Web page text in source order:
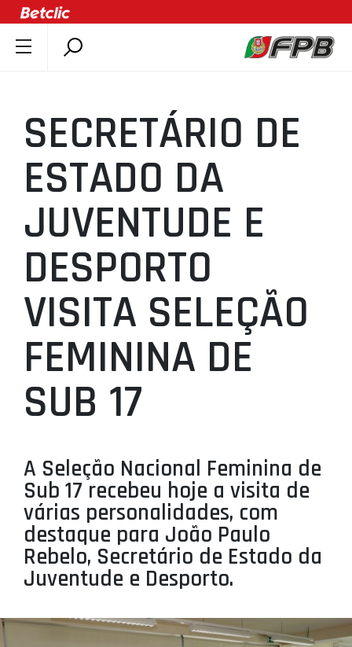
ÚLTIMAS
COMPETIÇÕES
ASSOCIAÇÕES
CLUBES
AGENTES
AGENDA
SELEÇÕES
MINIBASQUETE
ÁREA TÉCNICA
PROJETOS
LIGA BETCLIC MASCULINA
SECRETÁRIO DE
ESTADO DA
JUVENTUDE E
DESPORTO
VISITA SELEÇÃO
FEMININA DE
SUB 17
A Seleção Nacional Feminina de
Sub 17 recebeu hoje a visita de
várias personalidades, com
destaque para João Paulo
Rebelo, Secretário de Estado da
Juventude e Desporto.